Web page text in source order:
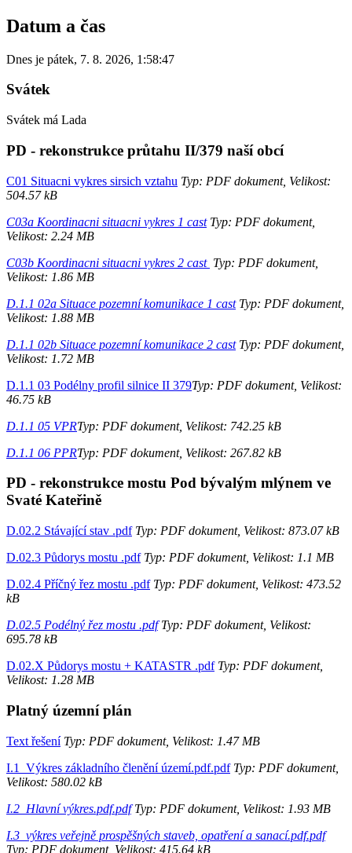
Datum a čas
Dnes je pátek, 7. 8. 2026, 1:58:47
Svátek
Svátek má Lada
PD - rekonstrukce průtahu II/379 naší obcí
C01 Situacni vykres sirsich vztahu Typ: PDF dokument, Velikost:
504.57 kB
C03a Koordinacni situacni vykres 1 castTyp: PDF dokument,
Velikost: 2.24 MB
C03b Koordinacni situacni vykres 2 cast Typ: PDF dokument,
Velikost: 1.86 MB
D.1.1 02a Situace pozemní komunikace 1 castTyp: PDF dokument,
Velikost: 1.88 MB
D.1.1 02b Situace pozemní komunikace 2 castTyp: PDF dokument,
Velikost: 1.72 MB
D.1.1 03 Podélny profil silnice II 379Typ: PDF dokument, Velikost:
46.75 kB
D.1.1 05 VPRTyp: PDF dokument, Velikost: 742.25 kB
D.1.1 06 PPRTyp: PDF dokument, Velikost: 267.82 kB
PD - rekonstrukce mostu Pod bývalým mlýnem ve
Svaté Kateřině
D.02.2 Stávající stav .pdfTyp: PDF dokument, Velikost: 873.07 kB
D.02.3 Půdorys mostu .pdfTyp: PDF dokument, Velikost: 1.1 MB
D.02.4 Příčný řez mostu .pdfTyp: PDF dokument, Velikost: 473.52
kB
D.02.5 Podélný řez mostu .pdfTyp: PDF dokument, Velikost:
695.78 kB
D.02.X Půdorys mostu + KATASTR .pdfTyp: PDF dokument,
Velikost: 1.28 MB
Platný územní plán
Text řešeníTyp: PDF dokument, Velikost: 1.47 MB
I.1_Výkres základního členění území.pdf.pdfTyp: PDF dokument,
Velikost: 580.02 kB
I.2_Hlavní výkres.pdf.pdfTyp: PDF dokument, Velikost: 1.93 MB
I.3_výkres veřejně prospěšných staveb, opatření a sanací.pdf.pdf
Typ: PDF dokument, Velikost: 415.64 kB